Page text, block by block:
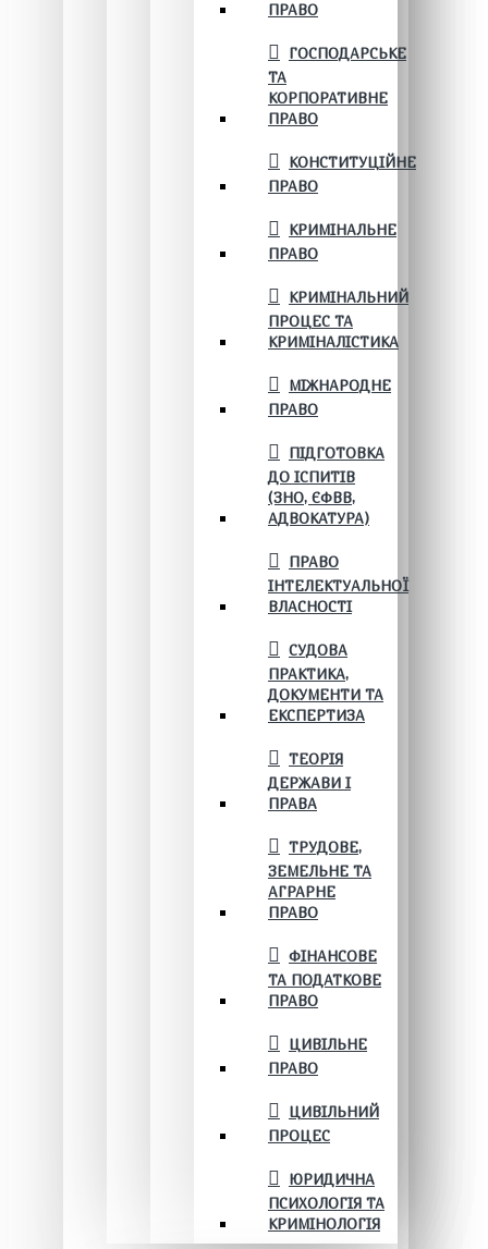
ПРАВО
ГОСПОДАРСЬКЕ
ТА
КОРПОРАТИВНЕ
ПРАВО
КОНСТИТУЦІЙНЕ
ПРАВО
КРИМІНАЛЬНЕ
ПРАВО
КРИМІНАЛЬНИЙ
ПРОЦЕС ТА
КРИМІНАЛІСТИКА
МІЖНАРОДНЕ
ПРАВО
ПІДГОТОВКА
ДО ІСПИТІВ
(ЗНО, ЄФВВ,
АДВОКАТУРА)
ПРАВО
ІНТЕЛЕКТУАЛЬНОЇ
ВЛАСНОСТІ
СУДОВА
ПРАКТИКА,
ДОКУМЕНТИ ТА
ЕКСПЕРТИЗА
ТЕОРІЯ
ДЕРЖАВИ І
ПРАВА
ТРУДОВЕ,
ЗЕМЕЛЬНЕ ТА
АГРАРНЕ
ПРАВО
ФІНАНСОВЕ
ТА ПОДАТКОВЕ
ПРАВО
ЦИВІЛЬНЕ
ПРАВО
ЦИВІЛЬНИЙ
ПРОЦЕС
ЮРИДИЧНА
ПСИХОЛОГІЯ ТА
КРИМІНОЛОГІЯ